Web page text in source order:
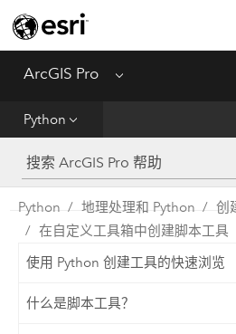
ArcGIS Pro Menu
Python
工具参考
Python
SDK
Python 地理处理和 Python
创
在自定义工具箱中创建脚本工具
使用 Python 创建工具的快速浏览
什么是脚本工具？